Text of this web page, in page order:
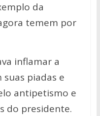
da
temem por
inflamar a
piadas e
antipetismo e
do presidente.